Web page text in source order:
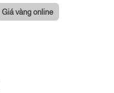
Giá vàng online